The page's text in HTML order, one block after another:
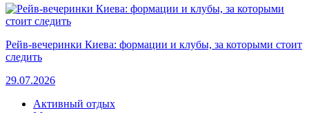
Рейв-вечеринки Киева: формации и клубы, за которыми стоит
следить
29.07.2026
Активный отдых